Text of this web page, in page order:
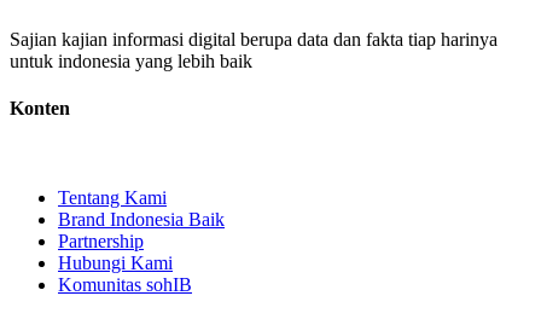
Sajian kajian informasi digital berupa data dan fakta tiap harinya
untuk indonesia yang lebih baik
Konten
Tentang Kami
Brand Indonesia Baik
Partnership
Hubungi Kami
Komunitas sohIB